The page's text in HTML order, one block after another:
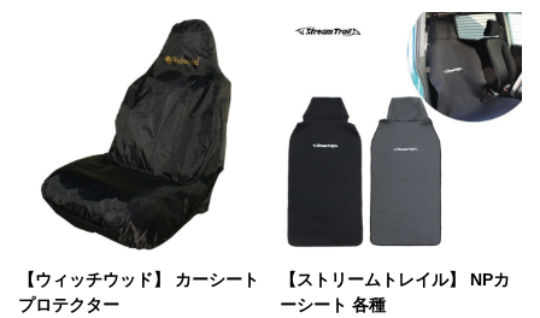
【ウィッチウッド】 カーシート
プロテクター
【ストリームトレイル】 NPカ
ーシート 各種